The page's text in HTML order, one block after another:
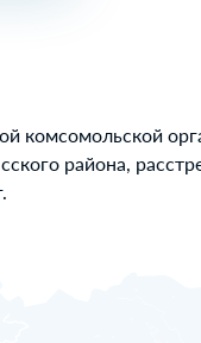
комсомольской
района,